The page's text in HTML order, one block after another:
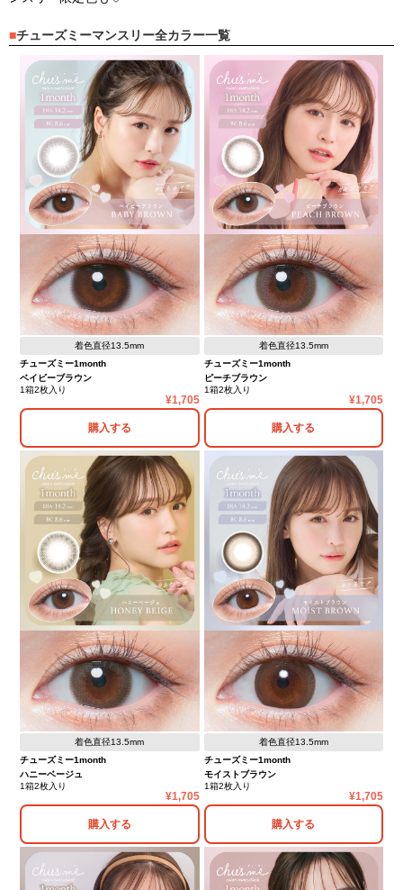
チューズミーマンスリー全カラー一覧
着色直径13.5mm
チューズミー1month
ベイビーブラウン
1箱2枚入り
1,705
購入する
着色直径13.5mm
チューズミー1month
ピーチブラウン
1箱2枚入り
1,705
購入する
着色直径13.5mm
チューズミー1month
ハニーベージュ
1箱2枚入り
1,705
購入する
着色直径13.5mm
チューズミー1month
モイストブラウン
1箱2枚入り
1,705
購入する